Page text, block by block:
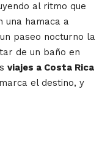
al ritmo que
una hamaca a
paseo nocturno la
de un baño en
viajes a Costa Rica
el destino, y